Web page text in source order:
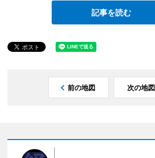
記事を読む
前の地図 次の地図